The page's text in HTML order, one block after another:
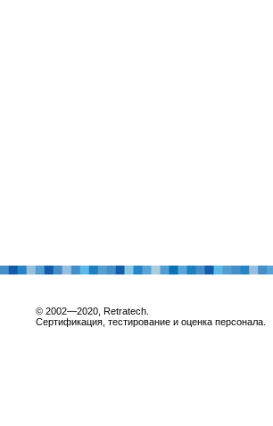
© 2002—2020, Retratech.
Сертификация, тестирование и оценка персонала.